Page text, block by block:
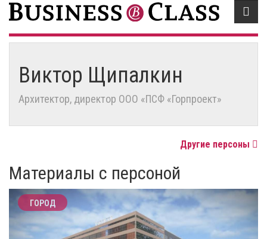
Виктор Щипалкин
Архитектор, директор ООО «ПСФ «Горпроект»
Другие персоны
Материалы с персоной
ГОРОД